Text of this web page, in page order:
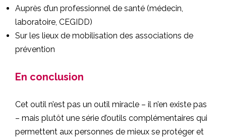
Auprès d’un professionnel de santé (médecin,
laboratoire, CEGIDD)
Sur les lieux de mobilisation des associations de
prévention
En conclusion
Cet outil n’est pas un outil miracle – il n’en existe pas
– mais plutôt une série d’outils complémentaires qui
permettent aux personnes de mieux se protéger et